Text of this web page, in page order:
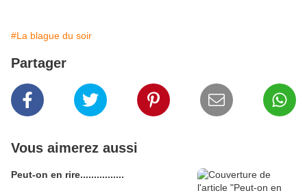
#La blague du soir
Partager
Vous aimerez aussi
Peut-on en rire................